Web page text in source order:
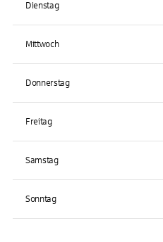
Dienstag
Mittwoch
Donnerstag
Freitag
Samstag
Sonntag